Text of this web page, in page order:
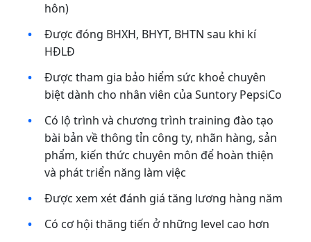
hôn)
Được đóng BHXH, BHYT, BHTN sau khi kí
HĐLĐ
Được tham gia bảo hiểm sức khoẻ chuyên
biệt dành cho nhân viên của Suntory PepsiCo
Có lộ trình và chương trình training đào tạo
bài bản về thông tỉn công ty, nhãn hàng, sản
phẩm, kiến thức chuyên môn để hoàn thiện
và phát triển năng làm việc
Được xem xét đánh giá tăng lương hàng năm
Có cơ hội thăng tiến ở những level cao hơn